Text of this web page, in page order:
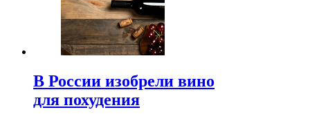
В России изобрели вино
для похудения